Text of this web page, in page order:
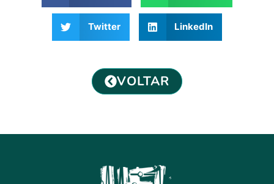
Twitter LinkedIn
VOLTAR